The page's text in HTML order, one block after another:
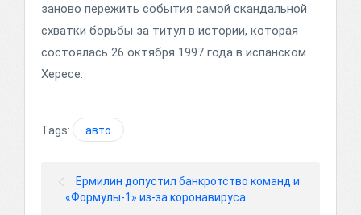
заново пережить события самой скандальной
схватки борьбы за титул в истории, которая
состоялась 26 октября 1997 года в испанском
Хересе.
Tags: авто
Ермилин допустил банкротство команд и
«Формулы-1» из-за коронавируса